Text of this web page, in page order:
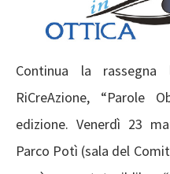
Continua la rassegna
RiCreAzione, “Parole
edizione. Venerdì 23
Parco Potì (sala del